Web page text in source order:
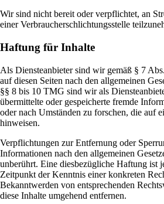
Wir sind nicht bereit oder verpflichtet, an
einer Verbraucherschlichtungsstelle
Haftung für Inhalte
Als Diensteanbieter sind wir gemäß § 7
auf diesen Seiten nach den allgemeinen
§§ 8 bis 10 TMG sind wir als
übermittelte oder gespeicherte fremde
oder nach Umständen zu forschen, die auf
hinweisen.
Verpflichtungen zur Entfernung oder
Informationen nach den allgemeinen
unberührt. Eine diesbezügliche Haftung ist
Zeitpunkt der Kenntnis einer konkreten
Bekanntwerden von entsprechenden
diese Inhalte umgehend entfernen.